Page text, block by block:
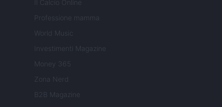
Il Calcio Online
Professione mamma
World Music
Investimenti Magazine
Money 365
Zona Nerd
B2B Magazine